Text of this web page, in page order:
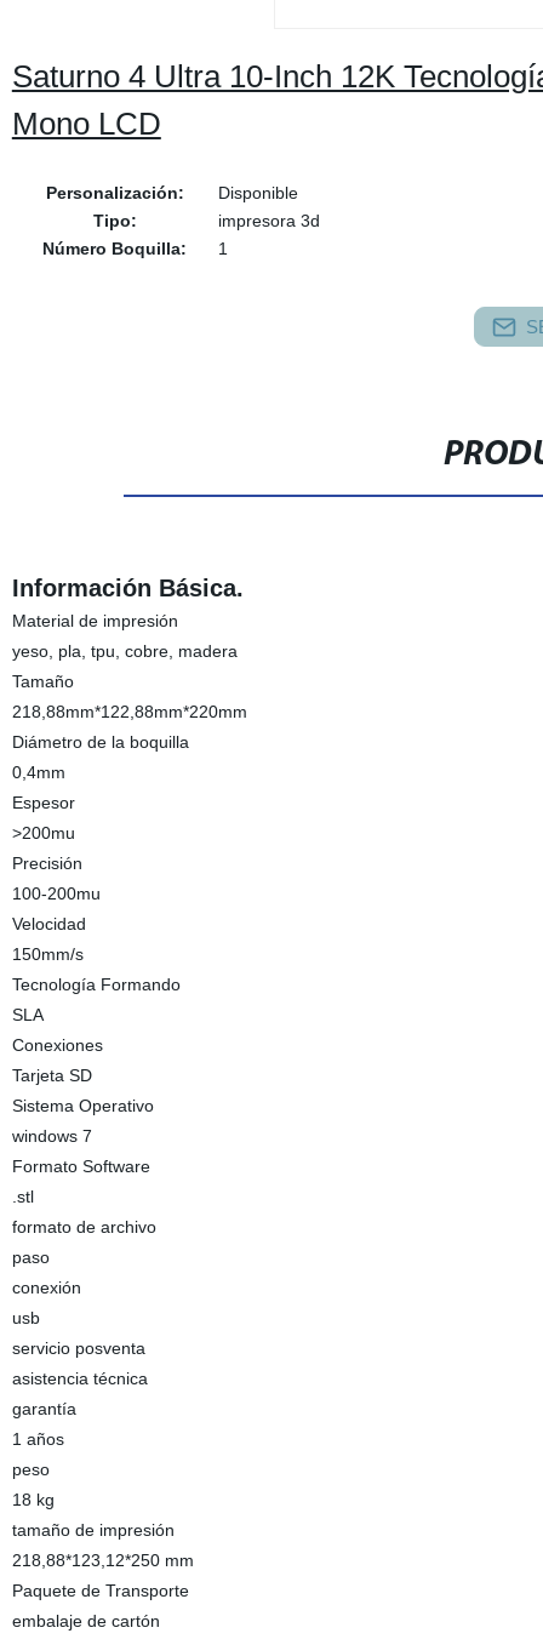
Saturno 4 Ultra 10-Inch 12K
Mono LCD
Personalización:
Disponible
Tipo:
impresora 3d
Número Boquilla:
1
Información Básica.
Material de impresión
yeso, pla, tpu, cobre, madera
Tamaño
218,88mm*122,88mm*220mm
Diámetro de la boquilla
0,4mm
Espesor
>200mu
Precisión
100-200mu
Velocidad
150mm/s
Tecnología Formando
SLA
Conexiones
Tarjeta SD
Sistema Operativo
windows 7
Formato Software
.stl
formato de archivo
paso
conexión
usb
servicio posventa
asistencia técnica
garantía
1 años
peso
18 kg
tamaño de impresión
218,88*123,12*250 mm
Paquete de Transporte
embalaje de cartón